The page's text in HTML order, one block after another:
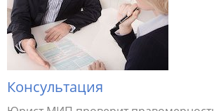
Консультация